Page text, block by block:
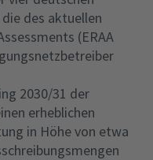
des aktuellen
(ERAA
2030/31 der
erheblichen
in Höhe von etwa